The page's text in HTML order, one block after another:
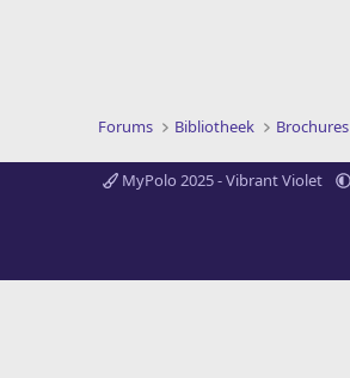
Forums Bibliotheek Brochures
MyPolo 2025 - Vibrant Violet